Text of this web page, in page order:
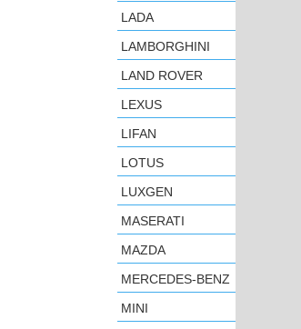
LADA
LAMBORGHINI
LAND ROVER
LEXUS
LIFAN
LOTUS
LUXGEN
MASERATI
MAZDA
MERCEDES-BENZ
MINI